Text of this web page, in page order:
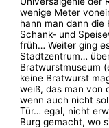
wenige Meter
hann man dann
Schank- und
früh… Weiter ging
Stadtzentrum…
Bratwurstmuseum
keine Bratwurst
weiß, das man von
wenn auch nicht
Tür… egal, nicht
Burg gemacht, wo